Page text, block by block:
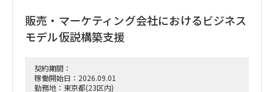
販売・マーケティング会社におけるビジネス
モデル仮説構築支援
契約期間：
稼働開始日：2026.09.01
勤務地：東京都(23区内)